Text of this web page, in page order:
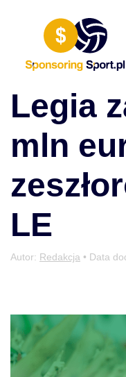
Legia
mln
LE
Autor: Redakcja • Data